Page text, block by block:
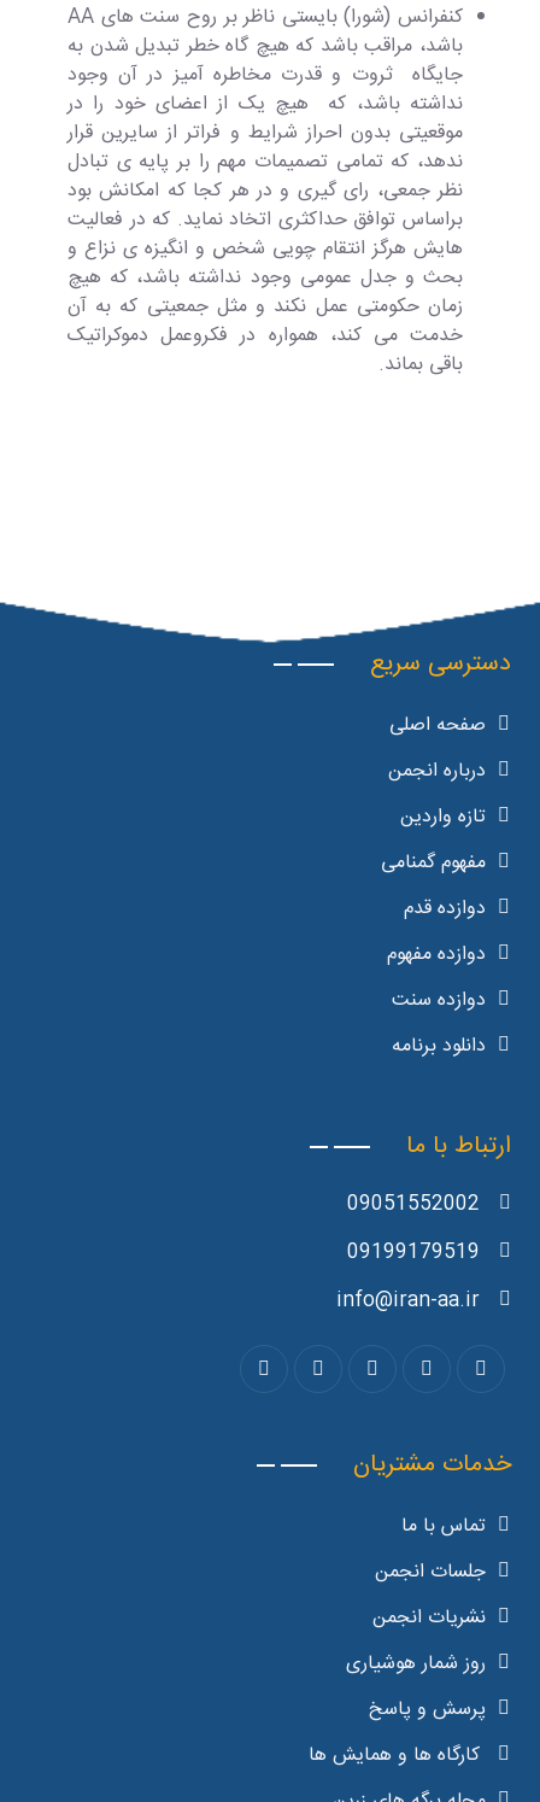
کنفرانس (شورا) بایستی ناظر بر روح سنت های AA
باشد، مراقب باشد که هیچ گاه خطر تبدیل شدن به
جایگاه ثروت و قدرت مخاطره آمیز در آن وجود
نداشته باشد، که هیچ یک از اعضای خود را در
موقعیتی بدون احراز شرایط و فراتر از سایرین قرار
ندهد، که تمامی تصمیمات مهم را بر پایه ی تبادل
نظر جمعی، رای گیری و در هر کجا که امکانش بود
براساس توافق حداکثری اتخاد نماید. که در فعالیت
هایش هرگز انتقام چویی شخص و انگیزه ی نزاع و
بحث و جدل عمومی وجود نداشته باشد، که هیچ
زمان حکومتی عمل نکند و مثل جمعیتی که به آن
خدمت می کند، همواره در فکروعمل دموکراتیک
باقی بماند.
دسترسی سریع
صفحه اصلی
درباره انجمن
تازه واردین
مفهوم گمنامی
دوازده قدم
دوازده مفهوم
دوازده سنت
دانلود برنامه
ارتباط با ما
09051552002
09199179519
info@iran-aa.ir
خدمات مشتریان
تماس با ما
جلسات انجمن
نشریات انجمن
روز شمار هوشیاری
پرسش و پاسخ
کارگاه ها و همایش ها